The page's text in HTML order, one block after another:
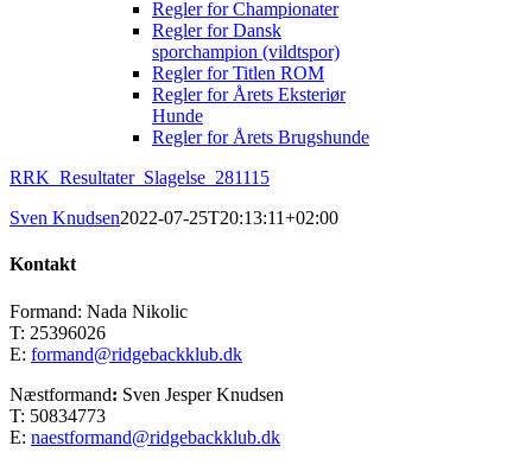
Regler for Championater
Regler for Dansk
sporchampion (vildtspor)
Regler for Titlen ROM
Regler for Årets Eksteriør
Hunde
Regler for Årets Brugshunde
RRK_Resultater_Slagelse_281115
Sven Knudsen2022-07-25T20:13:11+02:00
Kontakt
Formand: Nada Nikolic
T: 25396026
E: formand@ridgebackklub.dk
Næstformand: Sven Jesper Knudsen
T: 50834773
E: naestformand@ridgebackklub.dk